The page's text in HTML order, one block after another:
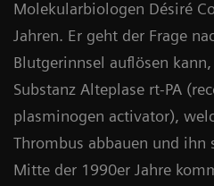
Molekularbiologen Désiré
Jahren. Er geht der Frage
Blutgerinnsel auflösen
Substanz Alteplase rt-PA
plasminogen activator),
Thrombus abbauen und ihn
Mitte der 1990er Jahre